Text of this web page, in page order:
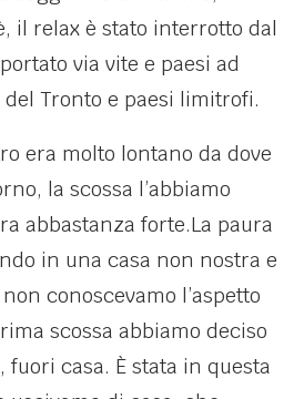
il relax è stato interrotto dal
via vite e paesi ad
Tronto e paesi limitrofi.
era molto lontano da dove
la scossa l’abbiamo
abbastanza forte.La paura
in una casa non nostra e
conoscevamo l’aspetto
scossa abbiamo deciso
casa. È stata in questa